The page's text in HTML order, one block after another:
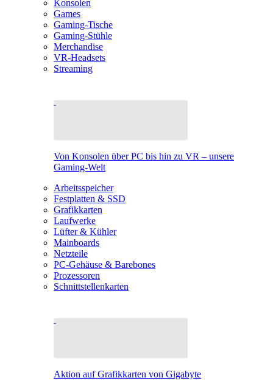
Konsolen
Games
Gaming-Tische
Gaming-Stühle
Merchandise
VR-Headsets
Streaming
Von Konsolen über PC bis hin zu VR – unsere
Gaming-Welt
Arbeitsspeicher
Festplatten & SSD
Grafikkarten
Laufwerke
Lüfter & Kühler
Mainboards
Netzteile
PC-Gehäuse & Barebones
Prozessoren
Schnittstellenkarten
Aktion auf Grafikkarten von Gigabyte